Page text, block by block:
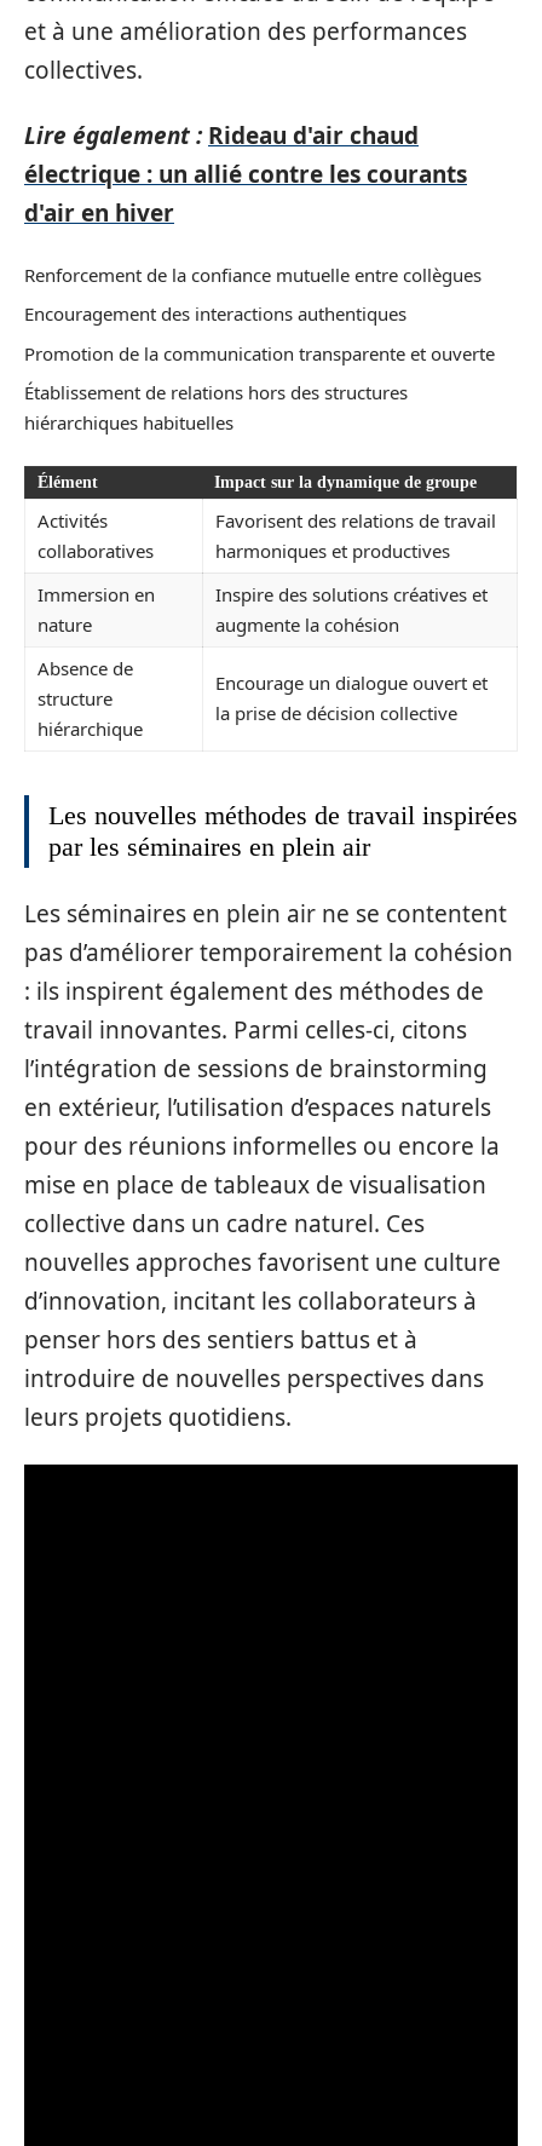
et à une amélioration des performances
collectives.
Lire également : Rideau d'air chaud
électrique : un allié contre les courants
d'air en hiver
Renforcement de la confiance mutuelle entre collègues
Encouragement des interactions authentiques
Promotion de la communication transparente et ouverte
Établissement de relations hors des structures
hiérarchiques habituelles
Élément Impact sur la dynamique de groupe
Activités
collaboratives
Favorisent des relations de travail
harmoniques et productives
Immersion en
nature
Inspire des solutions créatives et
augmente la cohésion
Absence de
structure
hiérarchique
Encourage un dialogue ouvert et
la prise de décision collective
Les nouvelles méthodes de travail inspirées
par les séminaires en plein air
Les séminaires en plein air ne se contentent
pas d’améliorer temporairement la cohésion
: ils inspirent également des méthodes de
travail innovantes. Parmi celles-ci, citons
l’intégration de sessions de brainstorming
en extérieur, l’utilisation d’espaces naturels
pour des réunions informelles ou encore la
mise en place de tableaux de visualisation
collective dans un cadre naturel. Ces
nouvelles approches favorisent une culture
d’innovation, incitant les collaborateurs à
penser hors des sentiers battus et à
introduire de nouvelles perspectives dans
leurs projets quotidiens.